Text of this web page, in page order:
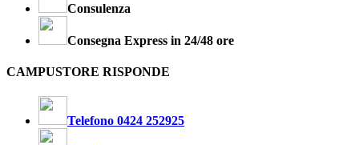
Consulenza
Consegna Express in 24/48 ore
CAMPUSTORE RISPONDE
Telefono 0424 252925